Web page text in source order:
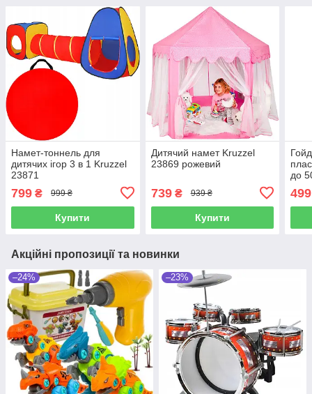
Намет-тоннель для
дитячих ігор 3 в 1 Kruzzel
23871
799 ₴ 999 ₴
Купити
Дитячий намет Kruzzel
23869 рожевий
739₴ 939 ₴
Купити
до
499
Акційні пропозиції та новинки
–24% –23%